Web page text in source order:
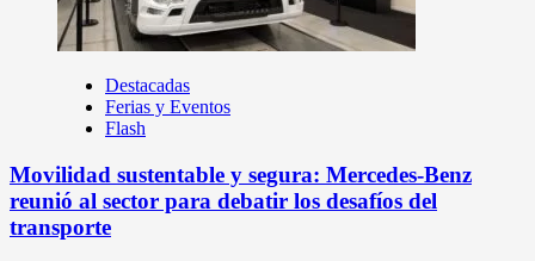
Destacadas
Ferias y Eventos
Flash
Movilidad sustentable y segura: Mercedes-Benz
reunió al sector para debatir los desafíos del
transporte